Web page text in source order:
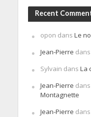
Recent
opon dans Le
Jean-Pierre dans
Sylvain dans La
Jean-Pierre dans
Montagnette
Jean-Pierre dans